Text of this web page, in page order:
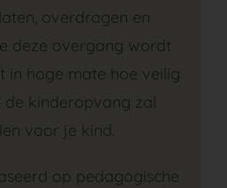
overdragen en
deze overgang wordt
in hoge mate hoe veilig
kinderopvang zal
voor je kind.
op pedagogische